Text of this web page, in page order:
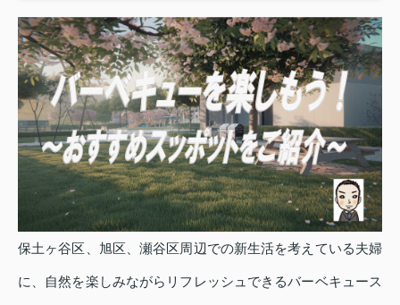
保土ヶ谷区、旭区、瀬谷区周辺での新生活を考えている夫婦
に、自然を楽しみながらリフレッシュできるバーベキュース